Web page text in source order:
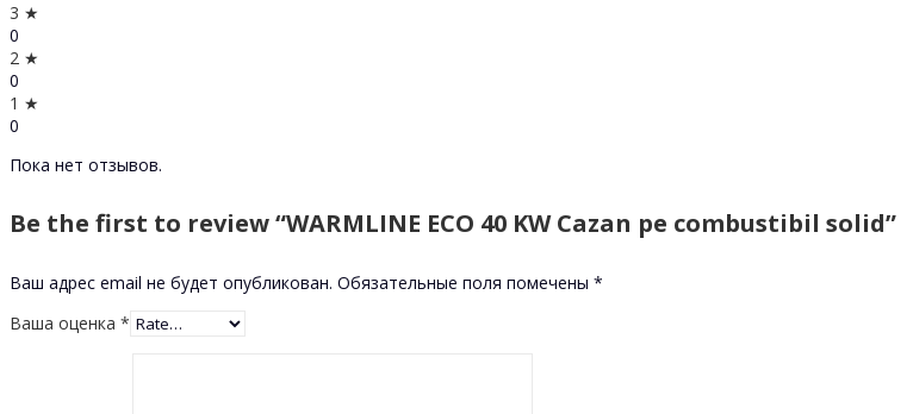
3 ★
0
2 ★
0
1 ★
0
Пока нет отзывов.
Be the first to review “WARMLINE ECO 40 KW Cazan pe combustibil solid”
Ваш адрес email не будет опубликован. Обязательные поля помечены *
Ваша оценка *